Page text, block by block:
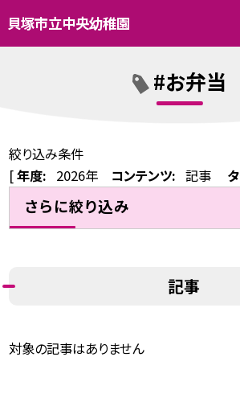
貝塚市立中央幼稚園
#お弁当
絞り込み条件
[年度: 2026年 コンテンツ: 記事
さらに絞り込み
記事
対象の記事はありません